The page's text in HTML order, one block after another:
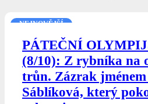
NEJNOVĚJŠÍ
PÁTEČNÍ
(8/10): Z rybníka na
trůn. Zázrak
Sáblíková, který